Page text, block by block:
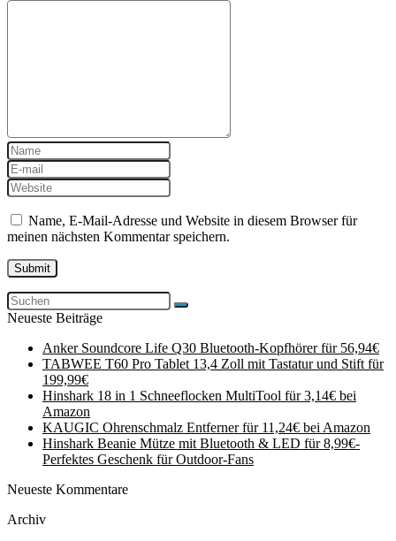
Name, E-Mail-Adresse und Website in diesem Browser für
meinen nächsten Kommentar speichern.
Neueste Beiträge
Anker Soundcore Life Q30 Bluetooth-Kopfhörer für 56,94€
TABWEE T60 Pro Tablet 13,4 Zoll mit Tastatur und Stift für
199,99€
Hinshark 18 in 1 Schneeflocken MultiTool für 3,14€ bei
Amazon
KAUGIC Ohrenschmalz Entferner für 11,24€ bei Amazon
Hinshark Beanie Mütze mit Bluetooth & LED für 8,99€-
Perfektes Geschenk für Outdoor-Fans
Neueste Kommentare
Archiv